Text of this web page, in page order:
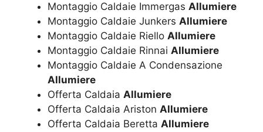
Montaggio Caldaie Immergas Allumiere
Montaggio Caldaie Junkers Allumiere
Montaggio Caldaie Riello Allumiere
Montaggio Caldaie Rinnai Allumiere
Montaggio Caldaie A Condensazione
Allumiere
Offerta Caldaia Allumiere
Offerta Caldaia Ariston Allumiere
Offerta Caldaia Beretta Allumiere